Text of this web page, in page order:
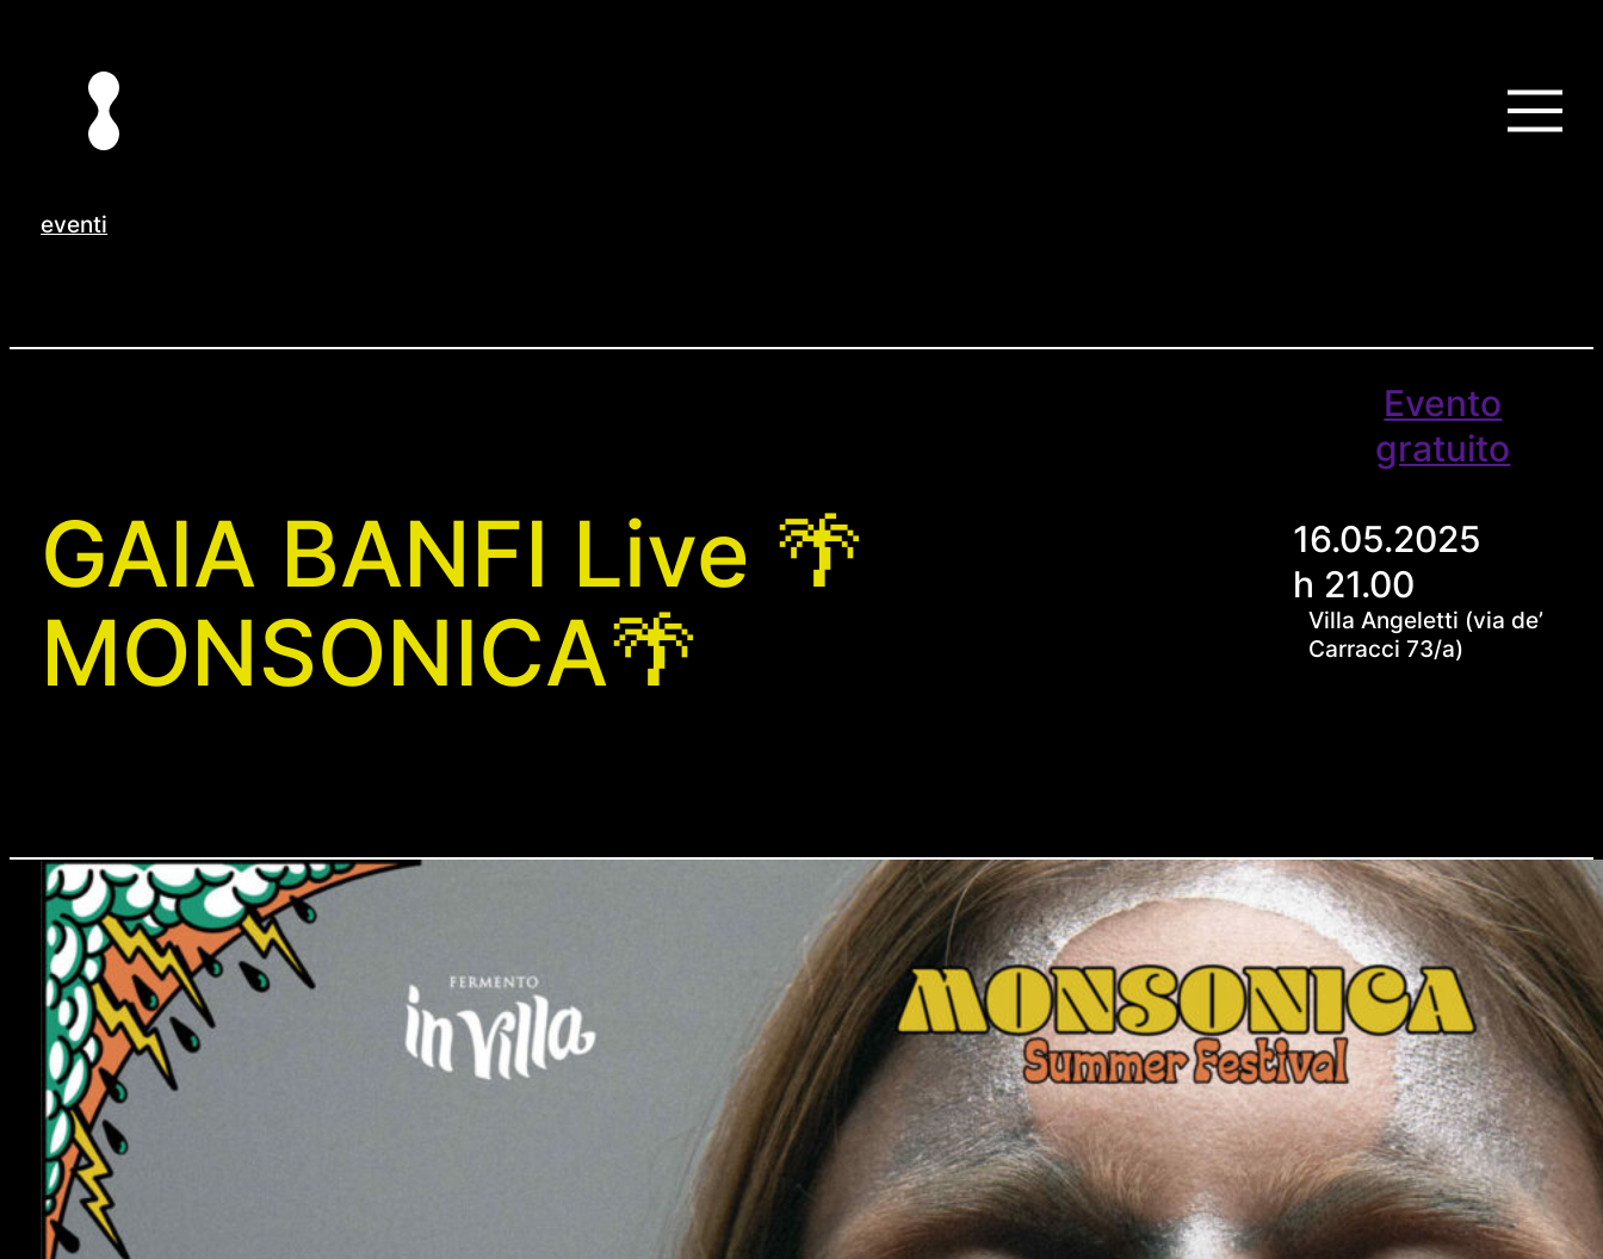
contenuto
Evento
gratuito
16.05.2025
h 21.00
Villa Angeletti (via de’
Carracci 73/a)
eventi
GAIA BANFI Live 🌴
MONSONICA🌴